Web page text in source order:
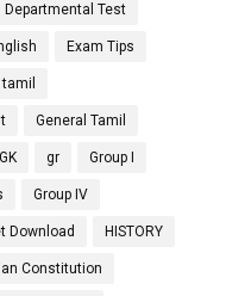
Departmental Test
Exam Tips
General Tamil
GK gr Group I
Group IV
Download HISTORY
Constitution